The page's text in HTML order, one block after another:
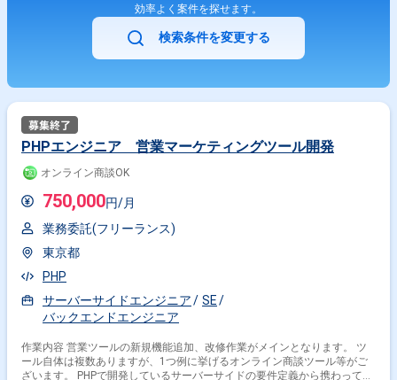
効率よく案件を探せます。
検索条件を変更する
PHPエンジニア 営業マーケティングツール開発
オンライン商談OK
750,000円/月
業務委託(フリーランス)
東京都
PHP
サーバーサイドエンジニア
SE
バックエンドエンジニア
作業内容 営業ツールの新規機能追加、改修作業がメインとなります。 ツ
ール自体は複数ありますが、1つ例に挙げるオンライン商談ツール等がご
ざいます。 PHPで開発しているサーバーサイドの要件定義から携わってい